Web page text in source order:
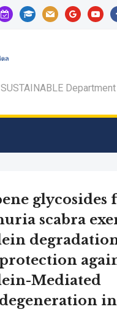
check-
graduation-
cap
mail google
SUSTAINABLE
glycosides
scabra
Mediated
in